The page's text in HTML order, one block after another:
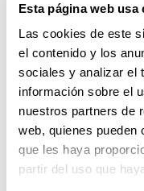
Esta página web usa
Las cookies de este
el contenido y los
sociales y analizar el
información sobre el
nuestros partners de
web, quienes pueden
que les haya
partir del uso que
y lánzate a
Segundamano